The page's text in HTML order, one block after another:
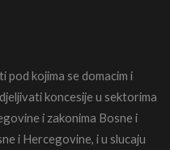
pod kojima se domacim i
koncesije u sektorima
i zakonima Bosne i
i Hercegovine, i u slucaju